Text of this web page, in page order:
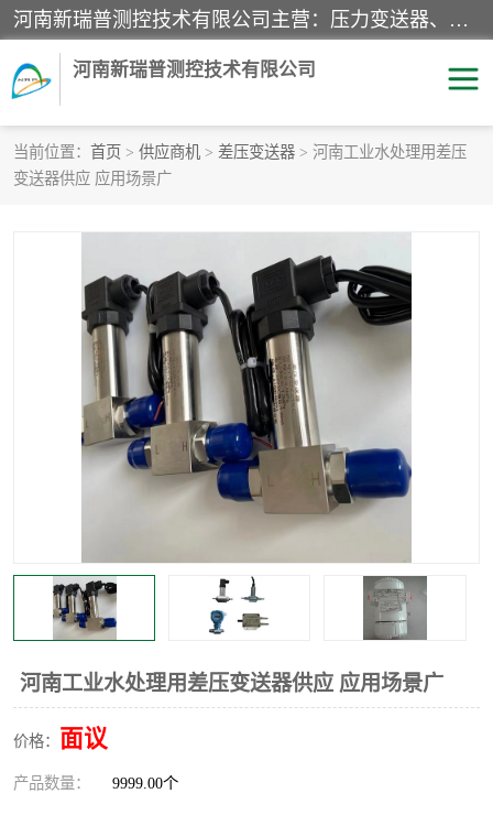
河南新瑞普测控技术有限公司主营：压力变送器、液位变送器、差压变送器、雷达料位计、电容物位计、温度显示控制仪表、电量变送器、流量计、工业自动化系统成套设备。
河南新瑞普测控技术有限公司
当前位置： 首页 > 供应商机 > 差压变送器 > 河南工业水处理用差压
变送器供应 应用场景广
河南工业水处理用差压变送器供应 应用场景广
价格： 面议
产品数量： 9999.00个
霍尼韦尔压力变送器
液位变送器 雷达料位计
标准型工业压力变送器 罐旁显示仪
差压变送器 温度传感器变送器
压力变送器 电容物位计
电量变送器
流量计 工业自动化系统成套设备